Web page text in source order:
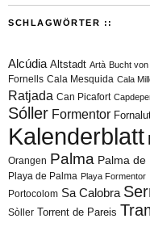
SCHLAGWÖRTER ::
Alcúdia Altstadt Artà Bucht von
Fornells Cala Mesquida Cala
Ratjada Can Picafort
Sóller Formentor
Kalenderblatt
Orangen Palma Palma de
Playa de Palma Playa Formentor
Portocolom Sa Calobra
Sòller Torrent de Pareis